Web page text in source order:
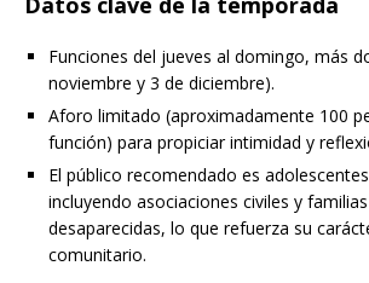
Funciones del jueves al domingo, más
noviembre y 3 de diciembre).
Aforo limitado (aproximadamente 100
función) para propiciar intimidad y
El público recomendado es
incluyendo asociaciones civiles y
desaparecidas, lo que refuerza su
comunitario.